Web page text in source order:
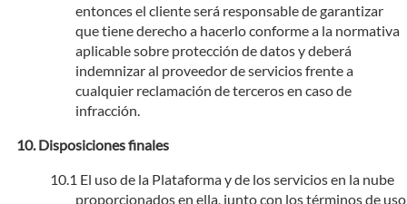
entonces el cliente será responsable de garantizar
que tiene derecho a hacerlo conforme a la normativa
aplicable sobre protección de datos y deberá
indemnizar al proveedor de servicios frente a
cualquier reclamación de terceros en caso de
infracción.
Disposiciones finales
El uso de la Plataforma y de los servicios en la nube
proporcionados en ella, junto con los términos de uso